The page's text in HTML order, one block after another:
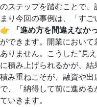
のステップを踏むことで
まり今回の事例は、「すご
👉
「進め方を間違えなか
ができます。開業におい
ありません。こうした“見
に積み上げられるかが、
積み重ねこそが、融資や
で、「納得して前に進め
ていきます。